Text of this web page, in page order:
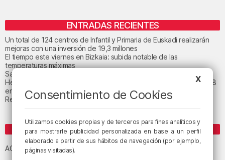
ENTRADAS RECIENTES
Un total de 124 centros de Infantil y Primaria de Euskadi realizarán
mejoras con una inversión de 19,3 millones
El tiempo este viernes en Bizkaia: subida notable de las
temperaturas máximas
San Juan de Gaztelugatxe cerrará el día del eclipse
Heridas dos personas en un accidente entre tres vehículos en la A8
en Muskiz
Recuperado el cuerpo sin vida de una mujer en la ría de Bilbao
ETIQUETAS
ACB Athletic ClubAthletic Club de Bilbao
X
Consentimiento de Cookies
Utilizamos cookies propias y de terceros para fines analíticos y
para mostrarle publicidad personalizada en base a un perfil
elaborado a partir de sus hábitos de navegación (por ejemplo,
páginas visitadas).